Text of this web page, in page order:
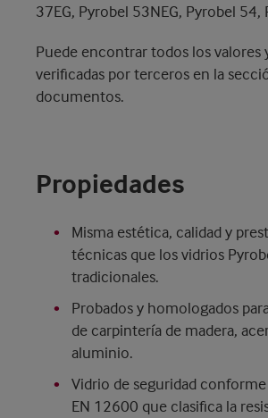
37EG, Pyrobel 53NEG, Pyrobel 54,
Puede encontrar todos los valores
verificadas por terceros en la
documentos.
Propiedades
Misma estética, calidad y
técnicas que los vidrios
tradicionales.
Probados y homologados
de carpintería de madera,
aluminio.
Vidrio de seguridad
EN 12600 que clasifica la